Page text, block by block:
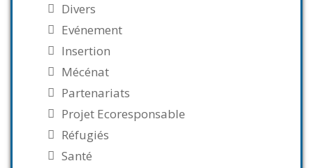
Divers
Evénement
Insertion
Mécénat
Partenariats
Projet Ecoresponsable
Réfugiés
Santé